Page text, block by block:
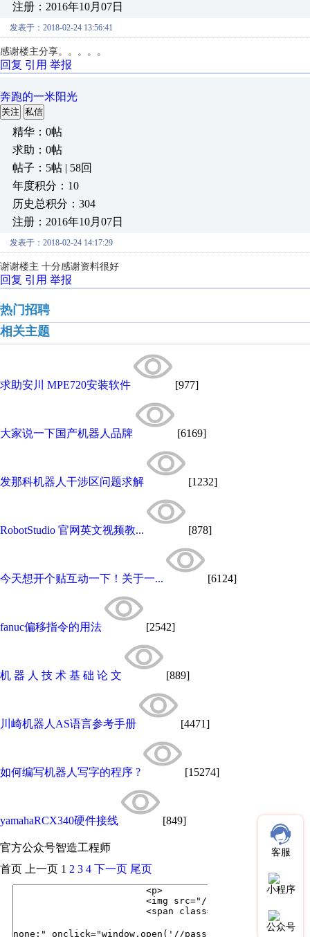
注册：2016年10月07日
发表于：2018-02-24 13:56:41
感谢楼主分享。。。。。
回复 引用 举报
奔跑的一米阳光
关注 私信
精华：0帖
求助：0帖
帖子：5帖 | 58回
年度积分：10
历史总积分：304
注册：2016年10月07日
发表于：2018-02-24 14:17:29
谢谢楼主 十分感谢资料很好
回复 引用 举报
热门招聘
相关主题
求助安川 MPE720安装软件 [977]
大家说一下国产机器人品牌 [6169]
发那科机器人干涉区问题求解 [1232]
RobotStudio 官网英文视频教... [878]
今天想开个贴互动一下！关于一... [6124]
fanuc偏移指令的用法 [2542]
机 器 人 技 术 基 础 论 文 [889]
川崎机器人AS语言参考手册 [4471]
如何编写机器人写字的程序 ? [15274]
yamahaRCX340硬件接线 [849]
官方公众号智造工程师 客服
小程序
公众号
首页 上一页 1 2 3 4 下一页 尾页